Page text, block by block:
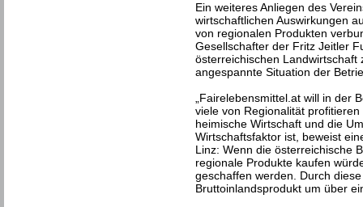
Ein weiteres Anliegen des
wirtschaftlichen Auswirkungen
von regionalen Produkten
Gesellschafter der Fritz Jeitler
österreichischen
angespannte Situation der
„Fairelebensmittel.at will in der
viele von Regionalität
heimische Wirtschaft und die
Wirtschaftsfaktor ist, beweist
Linz: Wenn die österreichische
regionale Produkte kaufen
geschaffen werden. Durch
Bruttoinlandsprodukt um über